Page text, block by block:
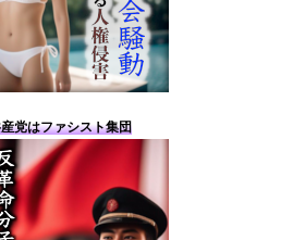
党はファシスト集団